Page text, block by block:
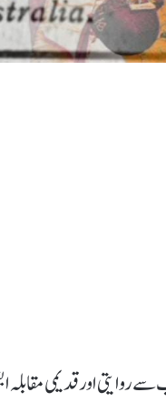
اور قدیمی مقابلہ